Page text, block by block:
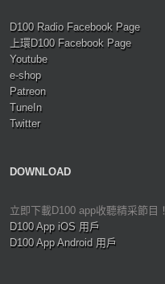
D100 Radio Facebook Page
上環D100 Facebook Page
Youtube
e-shop
Patreon
TuneIn
Twitter
DOWNLOAD
立即下載D100 app收聽精采節目！
D100 App iOS 用戶
D100 App Android 用戶